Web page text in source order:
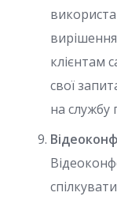
клієнтам
свої
на службу